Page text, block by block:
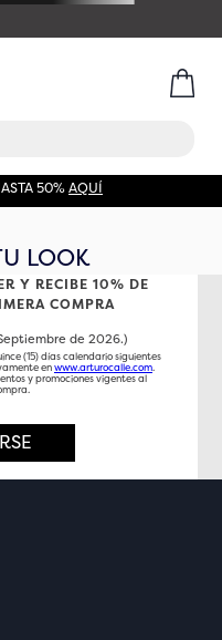
50%AQUÍ
LOOK
Y RECIBE 10% DE
COMPRA
de 2026.)
(15) días calendario siguientes
enwww.arturocalle.com.
y promociones vigentes al